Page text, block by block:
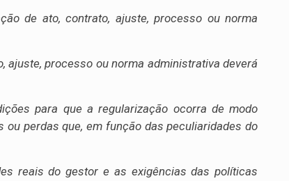
de ato, contrato, ajuste, processo ou norma
ajuste, processo ou norma administrativa deverá
para que a regularização ocorra de modo
perdas que, em função das peculiaridades do
reais do gestor e as exigências das políticas